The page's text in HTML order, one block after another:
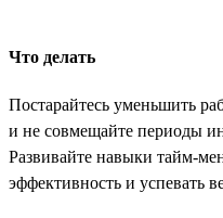
Что делать
Постарайтесь уменьшить
и не совмещайте периоды
Развивайте навыки тайм-
эффективность и успевать